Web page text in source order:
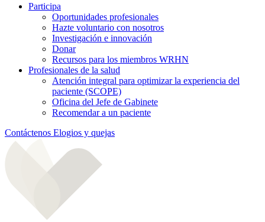
Participa
Oportunidades profesionales
Hazte voluntario con nosotros
Investigación e innovación
Donar
Recursos para los miembros WRHN
Profesionales de la salud
Atención integral para optimizar la experiencia del
paciente (SCOPE)
Oficina del Jefe de Gabinete
Recomendar a un paciente
Contáctenos Elogios y quejas